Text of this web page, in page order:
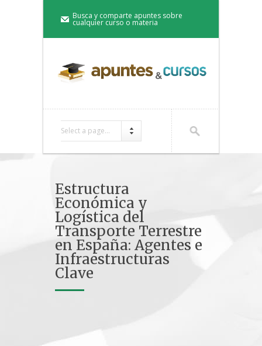
Busca y comparte apuntes sobre
cualquier curso o materia
Select a page...
Estructura
Económica y
Logística del
Transporte Terrestre
en España: Agentes e
Infraestructuras
Clave